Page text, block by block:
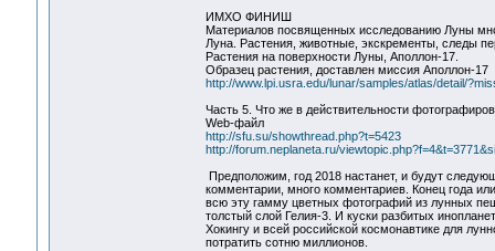
ИМХО ФИНИШ
Материалов посвященных исследованию Луны
Луна. Растения, животные, экскременты, следы
Растения на поверхности Луны, Аполлон-17.
Образец растения, доставлен миссия Аполлон-17
http://www.lpi.usra.edu/lunar/samples/atlas/detail/
Часть 5. Что же в действительности
Web-файл
http://sfu.su/showthread.php?t=5423
http://forum.neplaneta.ru/
Предположим, год 2018 настанет, и будут
комментарии, много комментариев. Конец года
всю эту гамму цветных фотографий из лунных
толстый слой Гелия-3. И куски разбитых
Хокингу и всей российской космонавтике для
потратить сотню миллионов.